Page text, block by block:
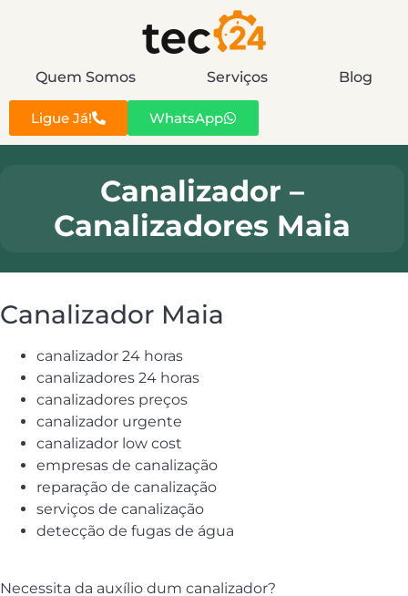
Quem Somos Serviços Blog
Ligue Já! WhatsApp
Canalizador –
Canalizadores Maia
Canalizador Maia
canalizador 24 horas
canalizadores 24 horas
canalizadores preços
canalizador urgente
canalizador low cost
empresas de canalização
reparação de canalização
serviços de canalização
detecção de fugas de água
Necessita da auxílio dum canalizador?